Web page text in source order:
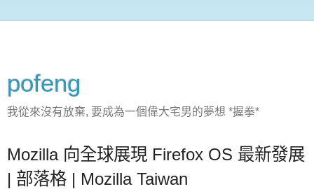
pofeng
我從來沒有放棄, 要成為一個偉大宅男的夢想 *握拳*
Mozilla 向全球展現 Firefox OS 最新發展
| 部落格 | Mozilla Taiwan